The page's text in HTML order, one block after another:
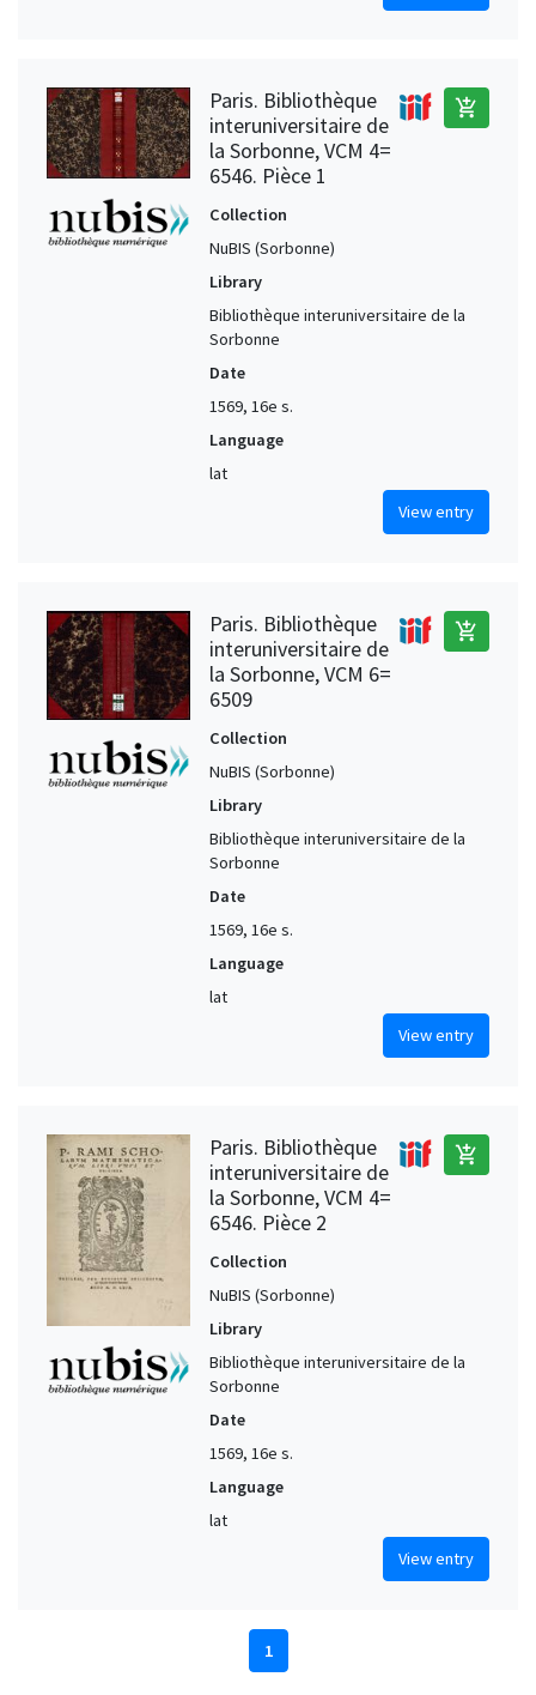
Paris. Bibliothèque
interuniversitaire de
la Sorbonne, VCM 4=
6546. Pièce 1
add_shopping_cart
Collection
NuBIS (Sorbonne)
Library
Bibliothèque interuniversitaire de la
Sorbonne
Date
1569, 16e s.
Language
lat
View entry
Paris. Bibliothèque
interuniversitaire de
la Sorbonne, VCM 6=
6509
add_shopping_cart
Collection
NuBIS (Sorbonne)
Library
Bibliothèque interuniversitaire de la
Sorbonne
Date
1569, 16e s.
Language
lat
View entry
Paris. Bibliothèque
interuniversitaire de
la Sorbonne, VCM 4=
6546. Pièce 2
add_shopping_cart
Collection
NuBIS (Sorbonne)
Library
Bibliothèque interuniversitaire de la
Sorbonne
Date
1569, 16e s.
Language
lat
View entry
1